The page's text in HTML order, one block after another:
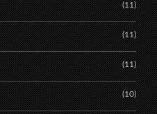
(11)
(11)
(11)
(10)